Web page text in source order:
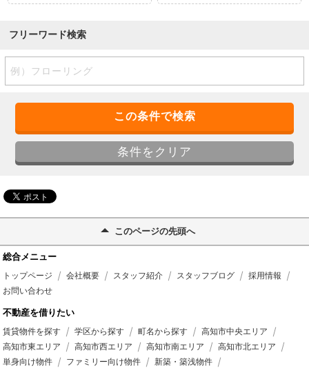
フリーワード検索
このページの先頭へ
総合メニュー
トップページ 会社概要 スタッフ紹介 スタッフブログ
採用情報
お問い合わせ
不動産を借りたい
賃貸物件を探す 学区から探す 町名から探す
高知市中央エリア
高知市東エリア
高知市西エリア 高知市南エリア
高知市北エリア
単身向け物件
ファミリー向け物件
新築・築浅物件